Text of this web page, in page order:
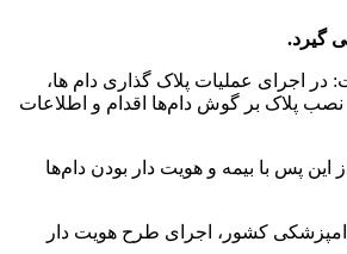
گیرد.
اجرای عملیات پلاک گذاری دام ها،
نصب پلاک بر گوش دام‌ها اقدام و اطلاعات
پس با بیمه و هویت دار بودن دام‌ها
کشور، اجرای طرح هویت دار